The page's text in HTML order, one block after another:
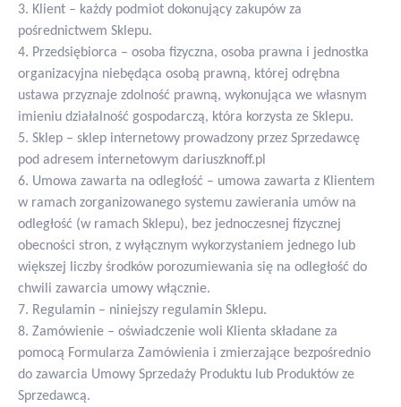
3. Klient – każdy podmiot dokonujący zakupów za
pośrednictwem Sklepu.
4. Przedsiębiorca – osoba fizyczna, osoba prawna i jednostka
organizacyjna niebędąca osobą prawną, której odrębna
ustawa przyznaje zdolność prawną, wykonująca we własnym
imieniu działalność gospodarczą, która korzysta ze Sklepu.
5. Sklep – sklep internetowy prowadzony przez Sprzedawcę
pod adresem internetowym dariuszknoff.pl
6. Umowa zawarta na odległość – umowa zawarta z Klientem
w ramach zorganizowanego systemu zawierania umów na
odległość (w ramach Sklepu), bez jednoczesnej fizycznej
obecności stron, z wyłącznym wykorzystaniem jednego lub
większej liczby środków porozumiewania się na odległość do
chwili zawarcia umowy włącznie.
7. Regulamin – niniejszy regulamin Sklepu.
8. Zamówienie – oświadczenie woli Klienta składane za
pomocą Formularza Zamówienia i zmierzające bezpośrednio
do zawarcia Umowy Sprzedaży Produktu lub Produktów ze
Sprzedawcą.